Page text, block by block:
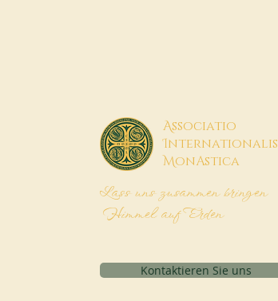
Associatio
Internationalis
MonAstica
Lass uns zusammen bringen
Himmel auf Erden
Kontaktieren Sie uns